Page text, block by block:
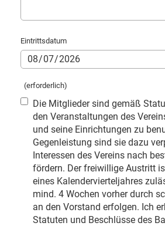
Eintrittsdatum
(erforderlich)
Die Mitglieder sind gemäß
den Veranstaltungen des
und seine Einrichtungen zu
Gegenleistung sind sie dazu
Interessen des Vereins nach
fördern. Der freiwillige Austritt
eines Kalendervierteljahres
mind. 4 Wochen vorher durch
an den Vorstand erfolgen. Ich
Statuten und Beschlüsse des